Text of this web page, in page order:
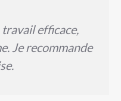
efficace,
Je recommande